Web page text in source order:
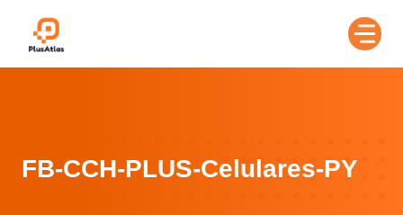
FB-CCH-PLUS-Celulares-PY